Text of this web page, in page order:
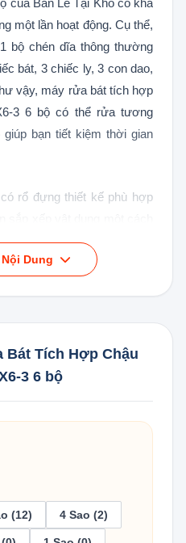
của Bán Lẻ Tại Kho có khả
một lần hoạt động. Cụ thể,
bộ chén dĩa thông thường
bát, 3 chiếc ly, 3 con dao,
vậy, máy rửa bát tích hợp
3 6 bộ có thể rửa tương
bạn tiết kiệm thời gian
rổ đựng thiết kế phù hợp
máy rửa bát tích hợp chậu
sẽ là sự lựa chọn lý tưởng
rửa bát Kuchen có tốt
Dung
Bát Tích Hợp Chậu
3 6 bộ
(12) 4 Sao (2)